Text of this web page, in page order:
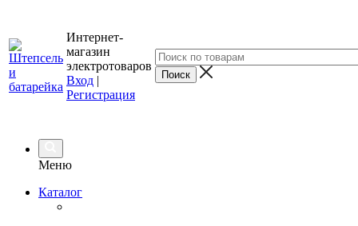
Интернет-
магазин
электротоваров
Вход |
Регистрация
Меню
Каталог